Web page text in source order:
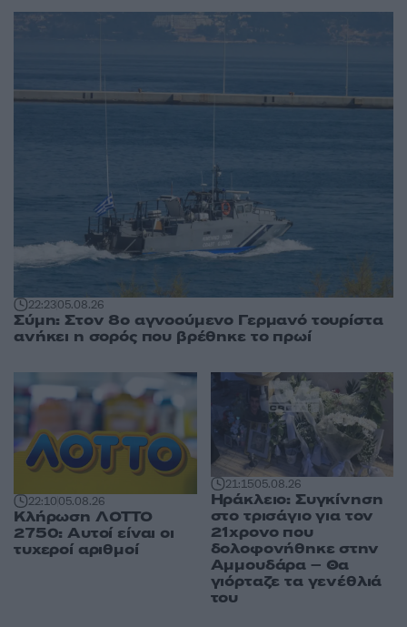
22:2305.08.26
Σύμη: Στον 8ο αγνοούμενο Γερμανό τουρίστα
ανήκει η σορός που βρέθηκε το πρωί
22:1005.08.26
Κλήρωση ΛΟΤΤΟ
2750: Αυτοί είναι οι
τυχεροί αριθμοί
21:1505.08.26
Ηράκλειο: Συγκίνηση
στο τρισάγιο για τον
21χρονο που
δολοφονήθηκε στην
Αμμουδάρα – Θα
γιόρταζε τα γενέθλιά
του